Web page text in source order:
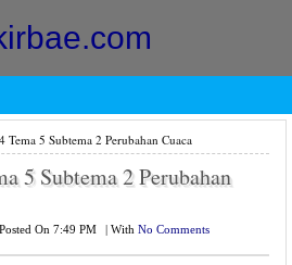
Tema 5 Subtema 2 Perubahan Cuaca
5 Subtema 2 Perubahan
Posted On 7:49 PM With No Comments